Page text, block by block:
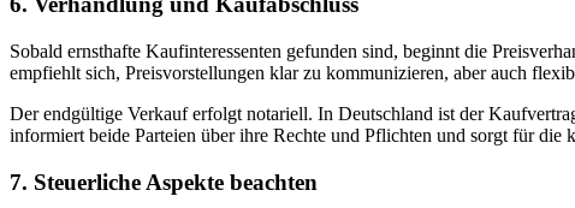
Sobald ernsthafte Kaufinteressenten gefunden sind, beginnt die
empfiehlt sich, Preisvorstellungen klar zu kommunizieren, aber auch
Der endgültige Verkauf erfolgt notariell. In Deutschland ist der
informiert beide Parteien über ihre Rechte und Pflichten und sorgt für die
7. Steuerliche Aspekte beachten